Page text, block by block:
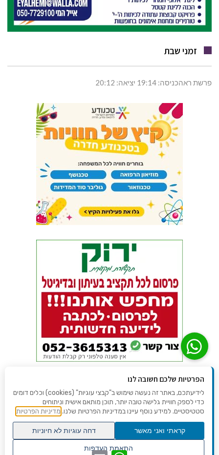
זמני שבת
פרשת ראהכניסה: 19:14 יציאה: 20:12
גלילה
הפרטיות שלכם חשובה לנו
לידיעתכם, באתר זה נעשה שימוש ב"קבצי עוגיות" (cookies) וכלים דומים
כדי לספק חוויית גלישה טובה יותר, תוכן מותאם אישית וניתוחים
סטטיסטיים. למידע נוסף עיינו במדיניות הפרטיות שלנו. מדיניות הפרטיות
קראתי ואני מאשר
דחה עוגיות לא חיוניות
התאמת העדפות